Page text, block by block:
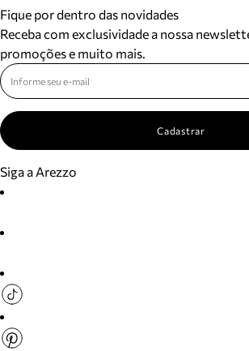
Fique por dentro das novidades
Receba com exclusividade a nossa
promoções e muito mais.
Cadastrar
Siga a Arezzo